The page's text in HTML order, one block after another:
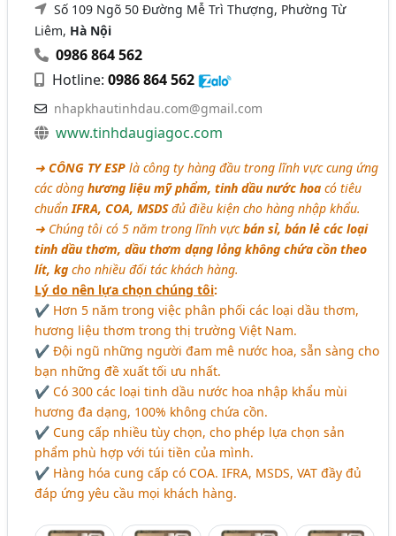
Số 109 Ngõ 50 Đường Mễ Trì Thượng, Phường Từ
Liêm, Hà Nội
0986 864 562
Hotline:0986 864 562
nhapkhautinhdau.com@gmail.com
www.tinhdaugiagoc.com
➜CÔNG TY ESP là công ty hàng đầu trong lĩnh vực cung ứng
các dònghương liệu mỹ phẩm, tinh dầu nước hoa có tiêu
chuẩnIFRA, COA, MSDSđủ điều kiện cho hàng nhập khẩu.
➜ Chúng tôi có 5 năm trong lĩnh vựcbán sỉ, bán lẻ các loại
tinh dầu thơm, dầu thơm dạng lỏng không chứa cồn theo
lít, kg cho nhiều đối tác khách hàng.
Lý do nên lựa chọn chúng tôi:
✔ Hơn 5 năm trong việc phân phối các loại dầu thơm,
hương liệu thơm trong thị trường Việt Nam.
✔ Đội ngũ những người đam mê nước hoa, sẵn sàng cho
bạn những đề xuất tối ưu nhất.
✔ Có 300 các loại tinh dầu nước hoa nhập khẩu mùi
hương đa dạng, 100% không chứa cồn.
✔ Cung cấp nhiều tùy chọn, cho phép lựa chọn sản
phẩm phù hợp với túi tiền của mình.
✔ Hàng hóa cung cấp có COA. IFRA, MSDS, VAT đầy đủ
đáp ứng yêu cầu mọi khách hàng.